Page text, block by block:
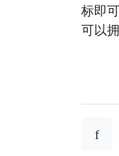
标即
可以